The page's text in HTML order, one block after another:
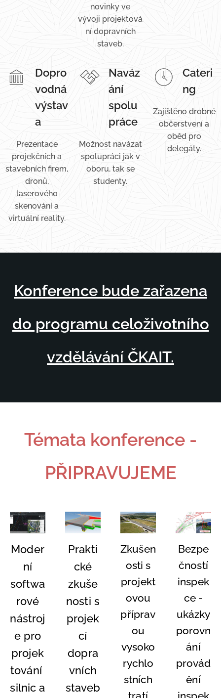
novinky ve
vývoji projektová
ní dopravních
staveb.
Dopro
vodná
výstav
a
Prezentace
projekčních a
stavebních firem,
dronů,
laserového
skenování a
virtuální reality.
Naváz
ání
spolu
práce
Možnost navázat
spolupráci jak v
oboru, tak se
studenty.
Cateri
ng
Zajištěno drobné
občerstvení a
oběd pro
delegáty.
Konference bude zařazena
do programu celoživotního
vzdělávání ČKAIT.
Témata konference -
PŘIPRAVUJEME
Moder
ní
softwa
rové
nástroj
e pro
projek
tování
silnic a
Prakti
cké
zkuše
nosti s
projek
cí
dopra
vních
staveb
Zkušen
osti s
projekt
ovou
příprav
ou
vysoko
rychlo
stních
Bezpe
čností
inspek
ce -
ukázky
porovn
ání
provád
ění